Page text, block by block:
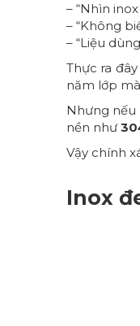
– “Nhìn
– “Không
– “Liệu
Thực ra
năm lớp
Nhưng nếu
nền như
Vậy chính
Inox